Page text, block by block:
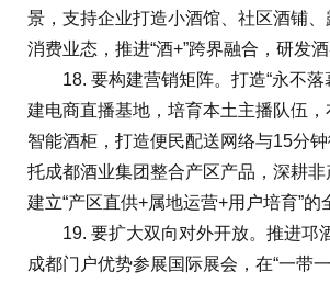
景，支持企业打造小酒馆、社区酒铺
消费业态，推进“酒+”跨界融合，研发酒
18. 要构建营销矩阵。打造“永不落
建电商直播基地，培育本土主播队伍，
智能酒柜，打造便民配送网络与15分
托成都酒业集团整合产区产品，深耕非
建立“产区直供+属地运营+用户培育”的
19. 要扩大双向对外开放。推进邛
成都门户优势参展国际展会，在“一带